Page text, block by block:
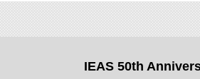
IEAS 50th